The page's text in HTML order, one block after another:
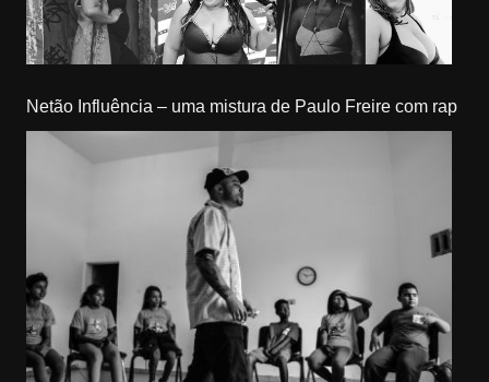
Netão Influência – uma mistura de Paulo Freire com rap